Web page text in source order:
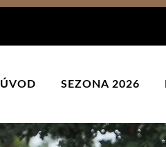
ÚVOD SEZONA 2026